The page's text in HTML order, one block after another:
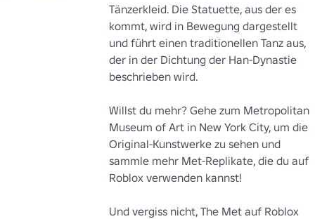
Tänzerkleid. Die Statuette, aus der es
kommt, wird in Bewegung dargestellt
und führt einen traditionellen Tanz aus,
der in der Dichtung der Han-Dynastie
beschrieben wird.
Willst du mehr? Gehe zum Metropolitan
Museum of Art in New York City, um die
Original-Kunstwerke zu sehen und
sammle mehr Met-Replikate, die du auf
Roblox verwenden kannst!
Und vergiss nicht, The Met auf Roblox